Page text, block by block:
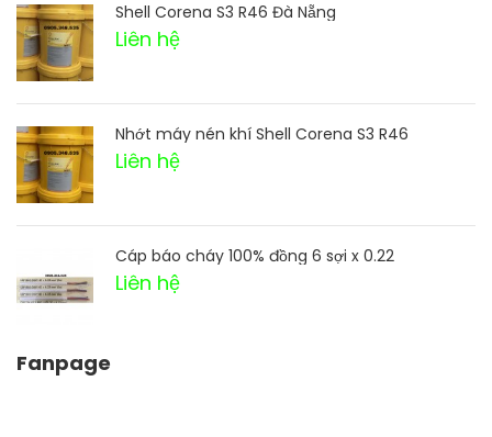
Shell Corena S3 R46 Đà Nẵng
Liên hệ
Nhớt máy nén khí Shell Corena S3 R46
Liên hệ
Cáp báo cháy 100% đồng 6 sợi x 0.22
Liên hệ
Fanpage